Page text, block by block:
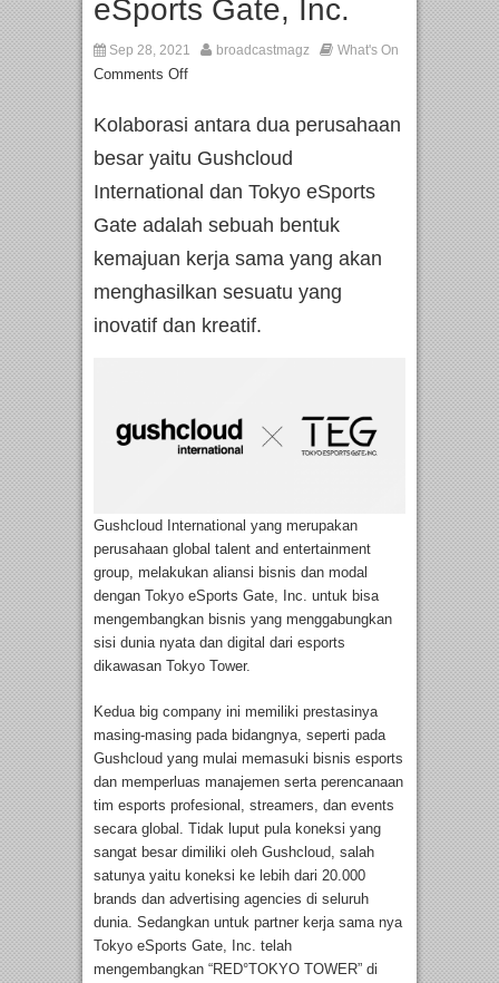
eSports Gate, Inc.
Sep 28, 2021 broadcastmagz What's On
Comments Off
Kolaborasi antara dua perusahaan
besar yaitu Gushcloud
International dan Tokyo eSports
Gate adalah sebuah bentuk
kemajuan kerja sama yang akan
menghasilkan sesuatu yang
inovatif dan kreatif.
Gushcloud International yang merupakan
perusahaan global talent and entertainment
group, melakukan aliansi bisnis dan modal
dengan Tokyo eSports Gate, Inc. untuk bisa
mengembangkan bisnis yang menggabungkan
sisi dunia nyata dan digital dari esports
dikawasan Tokyo Tower.
Kedua big company ini memiliki prestasinya
masing-masing pada bidangnya, seperti pada
Gushcloud yang mulai memasuki bisnis esports
dan memperluas manajemen serta perencanaan
tim esports profesional, streamers, dan events
secara global. Tidak luput pula koneksi yang
sangat besar dimiliki oleh Gushcloud, salah
satunya yaitu koneksi ke lebih dari 20.000
brands dan advertising agencies di seluruh
dunia. Sedangkan untuk partner kerja sama nya
Tokyo eSports Gate, Inc. telah
mengembangkan “RED°TOKYO TOWER” di